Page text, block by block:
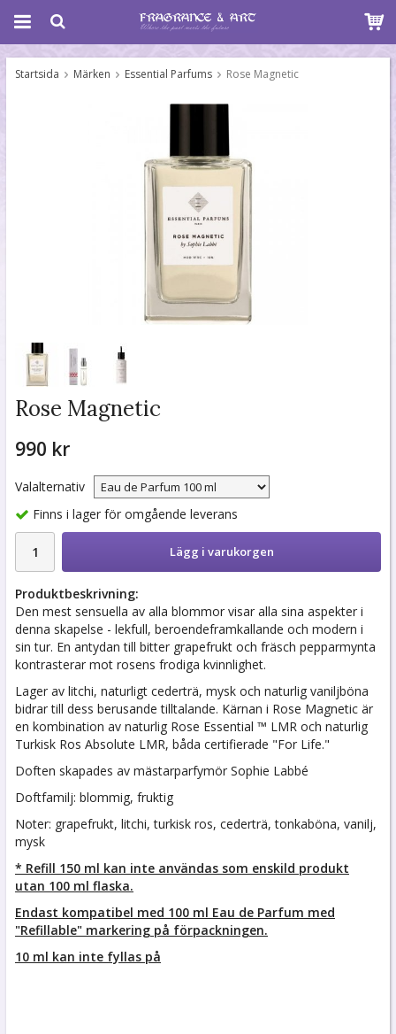
Startsida Märken Essential Parfums Rose Magnetic
Rose Magnetic
990 kr
Valalternativ
Finns i lager för omgående leverans
Lägg i varukorgen
Produktbeskrivning:
Den mest sensuella av alla blommor visar alla sina aspekter i
denna skapelse - lekfull, beroendeframkallande och modern i
sin tur. En antydan till bitter grapefrukt och fräsch pepparmynta
kontrasterar mot rosens frodiga kvinnlighet.
Lager av litchi, naturligt cederträ, mysk och naturlig vaniljböna
bidrar till dess berusande tilltalande. Kärnan i Rose Magnetic är
en kombination av naturlig Rose Essential ™ LMR och naturlig
Turkisk Ros Absolute LMR, båda certifierade "For Life."
Doften skapades av mästarparfymör Sophie Labbé
Doftfamilj: blommig, fruktig
Noter: grapefrukt, litchi, turkisk ros, cederträ, tonkaböna, vanilj,
mysk
* Refill 150 ml kan inte användas som enskild produkt
utan 100 ml flaska.
Endast kompatibel med 100 ml Eau de Parfum med
"Refillable" markering på förpackningen.
10 ml kan inte fyllas på